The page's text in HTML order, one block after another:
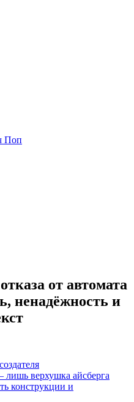
от автомата
ненадёжность и
верхушка айсберга
конструкции и